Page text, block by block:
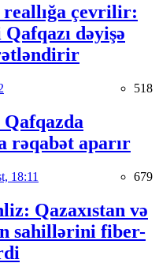
çevrilir:
dəyişə
518
rəqabət aparır
18:11 679
Qazaxıstan və
sahillərini fiber-